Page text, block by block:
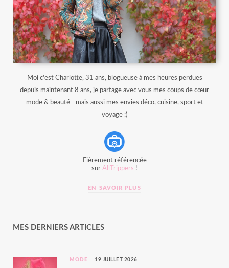
Moi c'est Charlotte, 31 ans, blogueuse à mes heures perdues
depuis maintenant 8 ans, je partage avec vous mes coups de cœur
mode & beauté - mais aussi mes envies déco, cuisine, sport et
voyage :)
Fièrement référencée
sur AllTrippers !
EN SAVOIR PLUS
MES DERNIERS ARTICLES
MODE 19 JUILLET 2026